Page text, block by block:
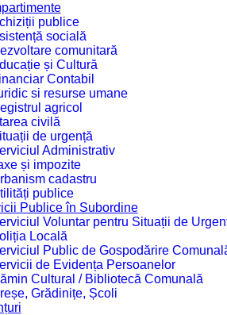
publice
socială
comunitară
și Cultură
Contabil
si resurse umane
agricol
civilă
de urgență
Administrativ
și impozite
cadastru
publice
Publice în Subordine
Voluntar pentru Situații de
Locală
Public de Gospodărire
de Evidența Persoanelor
Cultural / Bibliotecă Comunală
Grădinițe, Școli